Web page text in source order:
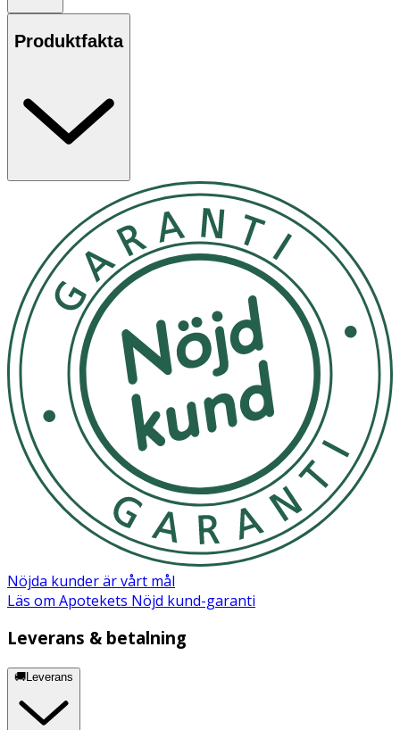
Användning
duschar och undvik dessutom att få smink,
hårvårdsprodukter, sprit och andra kemikalier på
smyckena. Ta av och rengör dina smycken regelbundet
örhängen i medicinsk plast, innebär det dessutom att
låsen sitter bättre. Örhängen i medicinsk plast är
generellt sett tåliga, men stiften, krokarna och hängena
är mjuka och behöver hanteras varsamt.
Innehåll
1 par
Produktfakta
Nöjda kunder är vårt mål
Läs om Apotekets Nöjd kund-garanti
Leverans & betalning
🚚Leverans